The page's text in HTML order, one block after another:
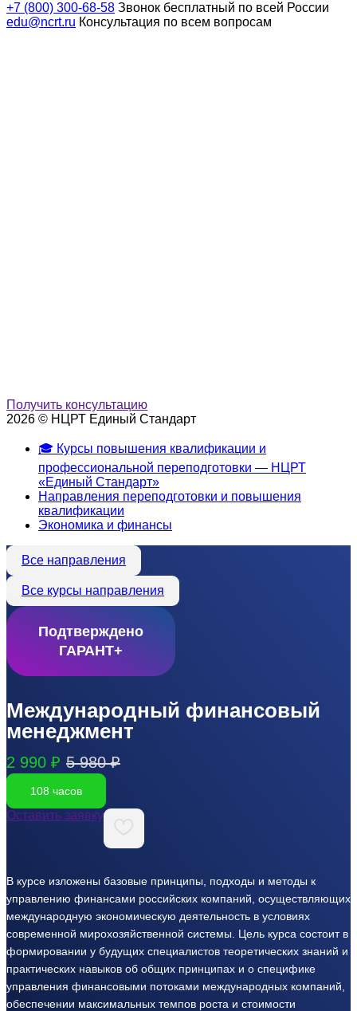
+7 (800) 300-68-58 Звонок бесплатный по всей России
edu@ncrt.ru Консультация по всем вопросам
Получить консультацию
2026 © НЦРТ Единый Стандарт
🎓 Курсы повышения квалификации и
профессиональной переподготовки — НЦРТ
«Единый Стандарт»
Направления переподготовки и повышения
квалификации
Экономика и финансы
Все направления
Все курсы направления
Международный финансовый
менеджмент
2 990 ₽ 5 980 ₽
108 часов
Оставить заявку
Подтверждено
ГАРАНТ+
В курсе изложены базовые принципы, подходы и методы к
управлению финансами российских компаний, осуществляющих
международную экономическую деятельность в условиях
современной мирохозяйственной системы. Цель курса состоит в
формировании у будущих специалистов теоретических знаний и
практических навыков об общих принципах и о специфике
управления финансовыми потоками международных компаний,
обеспечении максимальных темпов роста и стоимости